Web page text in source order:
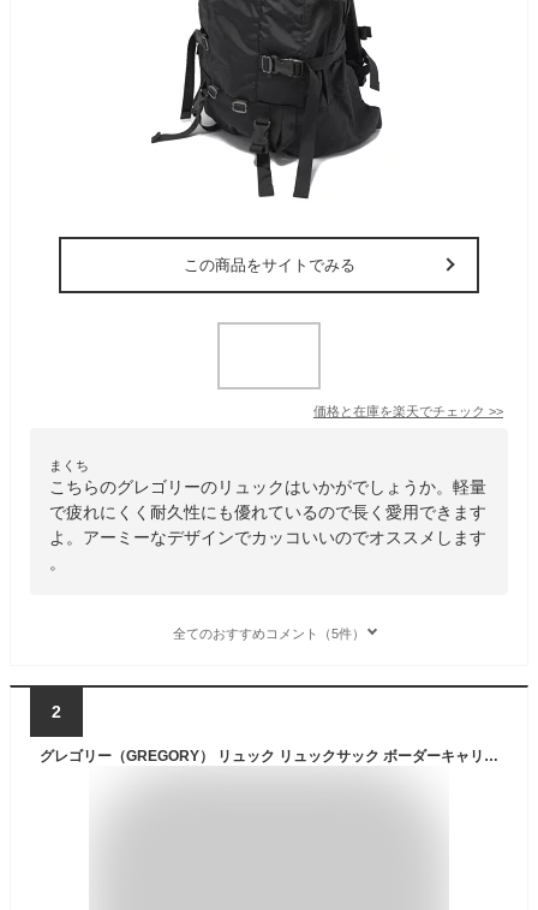
この商品をサイトでみる
価格と在庫を楽天でチェック >>
まくち
こちらのグレゴリーのリュックはいかがでしょうか。軽量
で疲れにくく耐久性にも優れているので長く愛用できます
よ。アーミーなデザインでカッコいいのでオススメします
。
全てのおすすめコメント（5件）
2
グレゴリー（GREGORY） リュック リュックサック ボーダーキャリーオン40ブラックライケン デイパック 黒 40L 154920A653（ブラック/ＦＦ/Men's）